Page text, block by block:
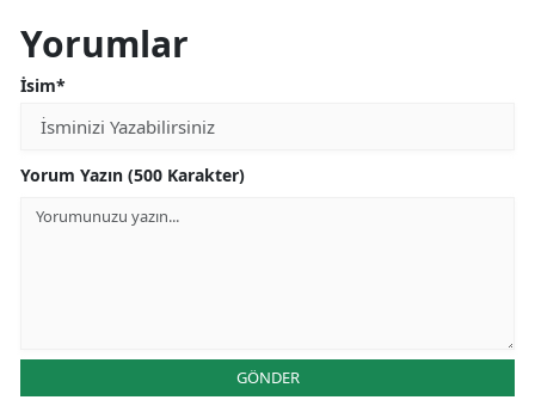
Yorumlar
İsim*
Yorum Yazın (500 Karakter)
GÖNDER